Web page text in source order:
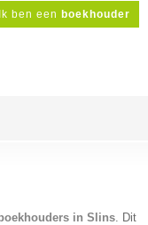
Ik ben een boekhouder
boekhouders in Slins. Dit